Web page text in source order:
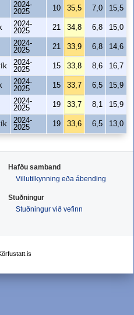
2024-
2025
10 35,5 7,0 15,5
2024-
2025
21 34,8 6,8 15,0
2024-
2025
21 33,9 6,8 14,6
2024-
2025
15 33,8 8,6 16,7
2024-
2025
15 33,7 6,5 15,9
2024-
2025
19 33,7 8,1 15,9
2024-
2025
19 33,6 6,5 13,0
Hafðu samband
Villutilkynning eða ábending
Stuðningur
Stuðningur við vefinn